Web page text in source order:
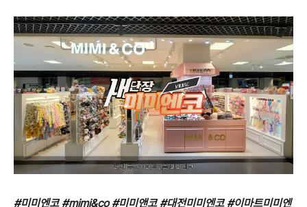
#미미엔코 #mimi&co #미미앤코 #대전미미엔코 #이마트미미엔